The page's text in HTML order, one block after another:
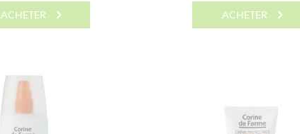
ACHETER ACHETER